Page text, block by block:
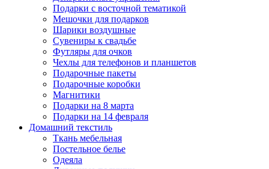
Подарки с восточной тематикой
Мешочки для подарков
Шарики воздушные
Сувениры к свадьбе
Футляры для очков
Чехлы для телефонов и планшетов
Подарочные пакеты
Подарочные коробки
Магнитики
Подарки на 8 марта
Подарки на 14 февраля
Домашний текстиль
Ткань мебельная
Постельное белье
Одеяла